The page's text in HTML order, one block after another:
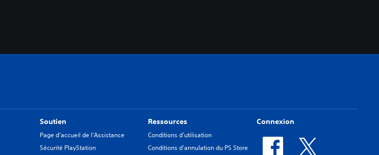
Soutien
Page d'accueil de l'Assistance
Sécurité PlayStation
Ressources
Conditions d'utilisation
Conditions d'annulation du PS Store
Connexion